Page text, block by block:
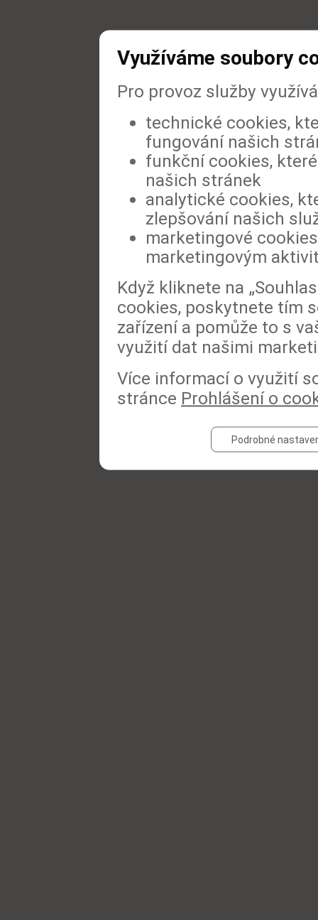
Využíváme soubory
Pro provoz služby
technické cookies,
fungování našich
funkční cookies,
našich stránek
analytické cookies,
zlepšování našich
marketingové
marketingovým
Když kliknete na
cookies, poskytnete tím
zařízení a pomůže to s
využití dat našimi
Více informací o využití
stránce Prohlášení o
Podrobné